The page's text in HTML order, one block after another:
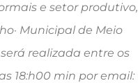
e setor produtivo,
Municipal de Meio
realizada entre os
18:h00 min por email: